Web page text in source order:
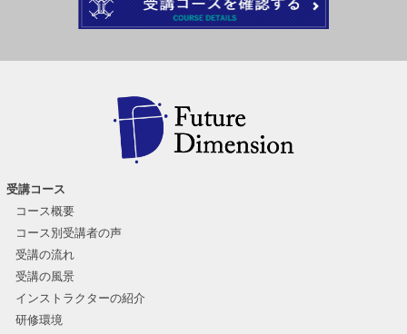
受講コース
コース概要
コース別受講者の声
受講の流れ
受講の風景
インストラクターの紹介
研修環境